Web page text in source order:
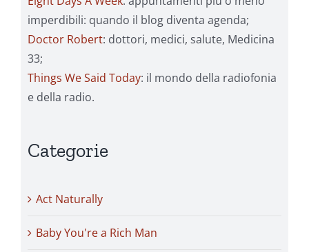
imperdibili: quando il blog diventa agenda;
Doctor Robert: dottori, medici, salute, Medicina
33;
Things We Said Today: il mondo della radiofonia
e della radio.
Categorie
Act Naturally
Baby You're a Rich Man